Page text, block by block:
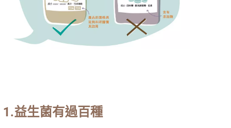
1.益生菌有過百種